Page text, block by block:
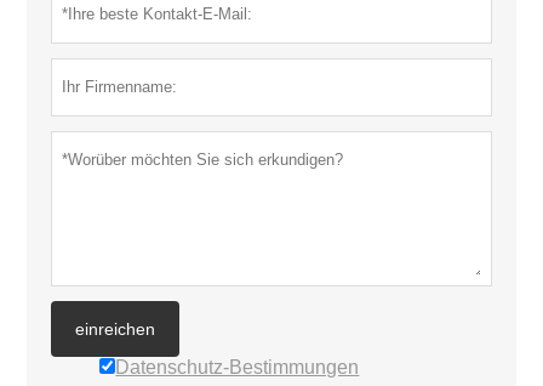
einreichen
Datenschutz-Bestimmungen